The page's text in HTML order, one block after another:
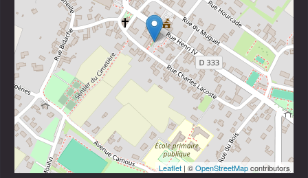
Leaflet | ©OpenStreetMapcontributors